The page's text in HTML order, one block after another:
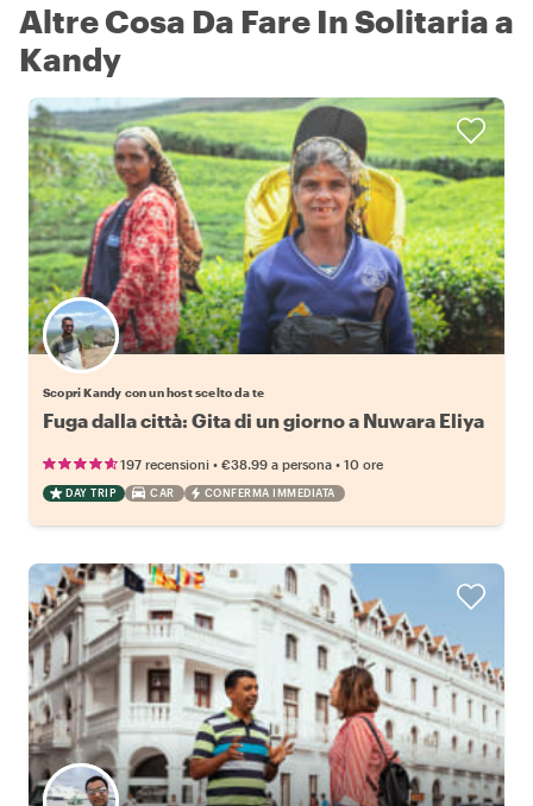
Altre Cosa Da Fare In Solitaria a
Kandy
Scegli il tuo local preferito
Scopri Kandy con un host scelto da te
Fuga dalla città: Gita di un giorno a Nuwara Eliya
197 recensioni • €38.99 a persona • 10 ore
DAY TRIP CAR CONFERMA IMMEDIATA